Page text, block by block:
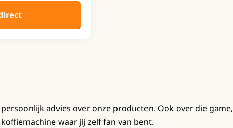
advies over onze producten. Ook over die game,
waar jij zelf fan van bent.